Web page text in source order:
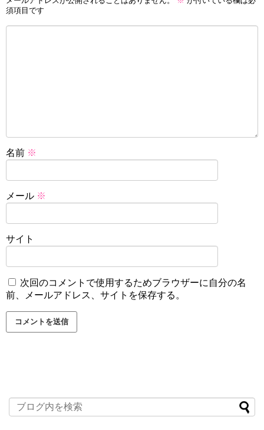
須項目です
名前 ※
メール ※
サイト
次回のコメントで使用するためブラウザーに自分の名
前、メールアドレス、サイトを保存する。